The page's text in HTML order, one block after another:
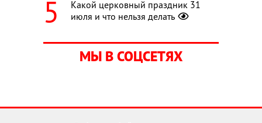
Какой церковный праздник 31
июля и что нельзя делать
МЫ В СОЦСЕТЯХ